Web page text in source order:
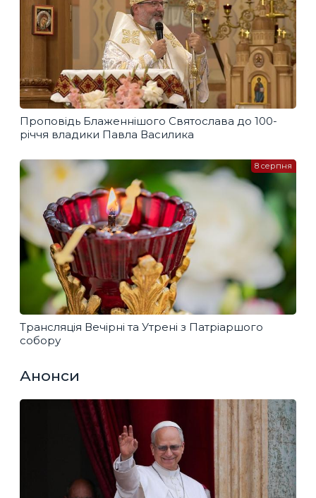
Проповідь Блаженнішого Святослава до 100-
річчя владики Павла Василика
Трансляція Вечірні та Утрені з Патріаршого
собору
8 серпня
Анонси